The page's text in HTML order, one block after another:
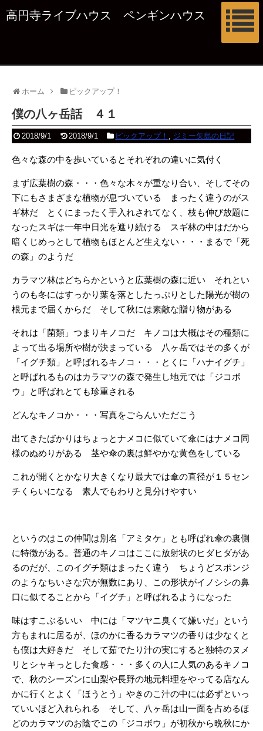
高円寺ライブハウス ペンギンハウス
ホーム ピックアップ！
僕の八ヶ岳話 ４１
2018/9/1 2018/9/1 ピックアップ！ , ジミー矢島の日記
色々な森の中を歩いているとそれぞれの違いに気付く
まず広葉樹の森・・・色々な木々が重なり合い、そしてその
下にもさまざまな植物が息づいている まったく違うのがス
ギ林だ とくにまったく手入れされてなく、枝も伸び放題に
なったスギは一年中日光を遮り続ける スギ林の中はだから
暗くじめっとして植物もほとんど生えない・・・まるで「死
の森」のようだ
カラマツ林はどちらかというと広葉樹の森に近い それとい
うのも冬にはすっかり葉を落としたっぷりとした陽光が樹の
根元まで届くからだ そして秋には素敵な贈り物がある
それは「菌類」つまりキノコだ キノコは大概はその種類に
よって出る場所や樹が決まっている 八ヶ岳ではその多くが
「イグチ類」と呼ばれるキノコ・・・とくに「ハナイグチ」
と呼ばれるものはカラマツの森で発生し地元では「ジコボ
ウ」と呼ばれとても珍重される
どんなキノコか・・・写真をごらんいただこう
出てきたばかりはちょっとナメコに似ていて傘にはナメコ同
様のぬめりがある 茎や傘の裏は鮮やかな黄色をしている
これが開くとかなり大きくなり最大では傘の直径が１５セン
チくらいになる 素人でもわりと見分けやすい
というのはこの仲間は別名「アミタケ」とも呼ばれ傘の裏側
に特徴がある。普通のキノコはここに放射状のヒダヒダがあ
るのだが、このイグチ類はまったく違う ちょうどスポンジ
のようなちいさな穴が無数にあり、この形状がイノシシの鼻
口に似てることから「イグチ」と呼ばれるようになった
味はすこぶるいい 中には「マツヤニ臭くて嫌いだ」という
方もまれに居るが、ほのかに香るカラマツの香りは少なくと
も僕は大好きだ そして茹でたり汁の実にすると独特のヌメ
リとシャキっとした食感・・・多くの人に人気のあるキノコ
で、秋のシーズンに山梨や長野の地元料理をやってる店なん
かに行くとよく「ほうとう」やきのこ汁の中には必ずといっ
ていいほど入れられる そして、八ヶ岳は山一面を占めるほ
どのカラマツのお陰でこの「ジコボウ」が初秋から晩秋にか